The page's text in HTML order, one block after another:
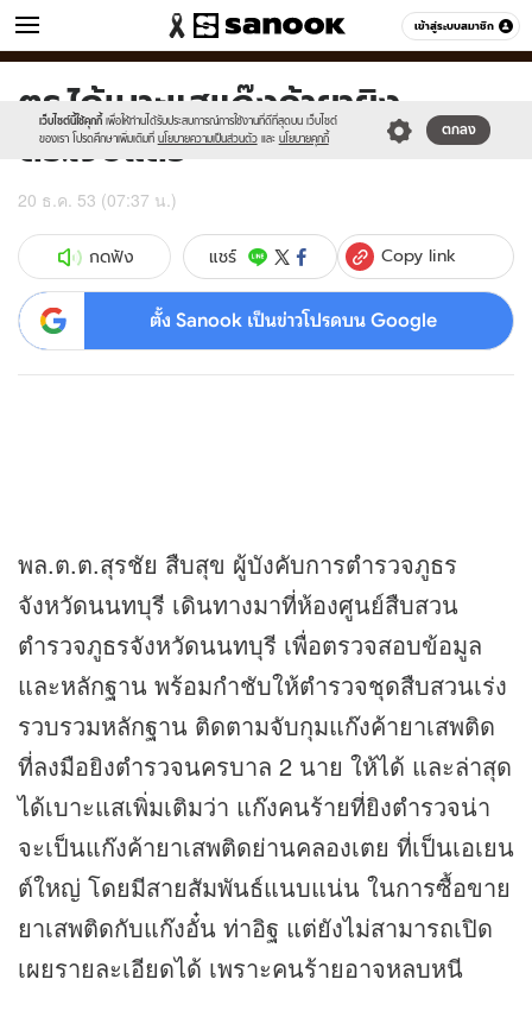
เข้าสู่ระบบสมาชิก
ข่าว หมวดอื่นๆ
เว็บไซต์นี้ใช้คุกกี้ เพื่อให้ท่านได้รับประสบการณ์การใช้งานที่ดีที่สุดบน เว็บไซต์
ของเรา โปรดศึกษาเพิ่มเติมที่ นโยบายความเป็นส่วนตัว และ นโยบายคุกกี้
ตกลง
Sanook
//s.isanook.com/sr/0/images/logo-
new-
sanook.png
600
60
ตร.ได้เบาะแสแก๊งค้ายายิง
ตร.เจ็บแล้ว
20 ธ.ค. 53 (07:37 น.)
กดฟัง แชร์ Copy link
ตั้ง Sanook เป็นข่าวโปรดบน Google
พล.ต.ต.สุรชัย สืบสุข ผู้บังคับการตำรวจภูธร
จังหวัดนนทบุรี เดินทางมาที่ห้องศูนย์สืบสวน
ตำรวจภูธรจังหวัดนนทบุรี เพื่อตรวจสอบข้อมูล
และหลักฐาน พร้อมกำชับให้ตำรวจชุดสืบสวนเร่ง
รวบรวมหลักฐาน ติดตามจับกุมแก๊งค้ายาเสพติด
ที่ลงมือยิงตำรวจนครบาล 2 นาย ให้ได้ และล่าสุด
ได้เบาะแสเพิ่มเติมว่า แก๊งคนร้ายที่ยิงตำรวจน่า
จะเป็นแก๊งค้ายาเสพติดย่านคลองเตย ที่เป็นเอเยน
ต์ใหญ่ โดยมีสายสัมพันธ์แนบแน่น ในการซื้อขาย
ยาเสพติดกับแก๊งอั๋น ท่าอิฐ แต่ยังไม่สามารถเปิด
เผยรายละเอียดได้ เพราะคนร้ายอาจหลบหนี